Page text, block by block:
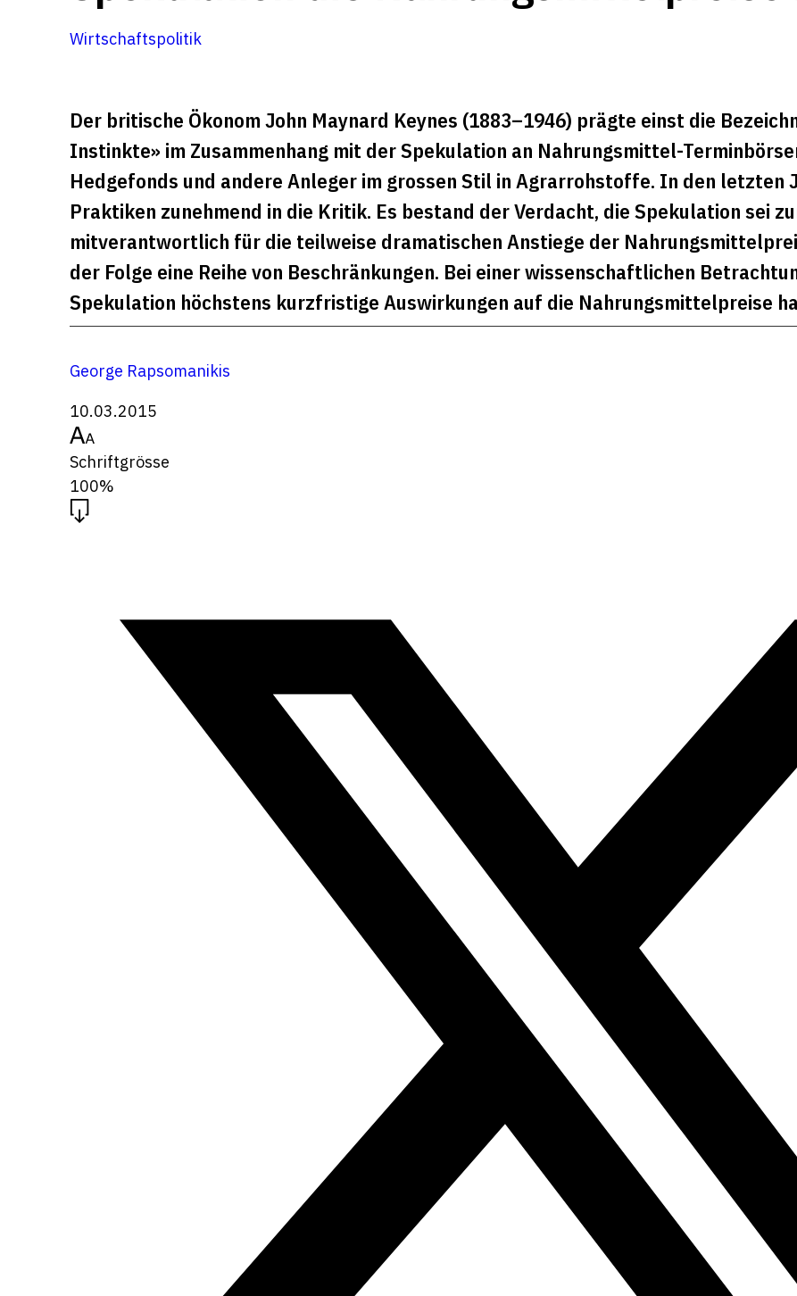
Wirtschaftspolitik
Der britische Ökonom John Maynard Keynes (1883–1946) prägte einst die
Instinkte» im Zusammenhang mit der Spekulation an Nahrungsmittel-
Hedgefonds und andere Anleger im grossen Stil in Agrarrohstoffe. In den letzten
Praktiken zunehmend in die Kritik. Es bestand der Verdacht, die Spekulation sei
mitverantwortlich für die teilweise dramatischen Anstiege der
der Folge eine Reihe von Beschränkungen. Bei einer wissenschaftlichen
Spekulation höchstens kurzfristige Auswirkungen auf die Nahrungsmittelpreise
George Rapsomanikis
10.03.2015
Schriftgrösse
100%